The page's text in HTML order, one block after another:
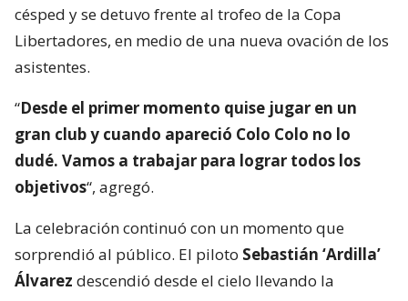
césped y se detuvo frente al trofeo de la Copa
Libertadores, en medio de una nueva ovación de los
asistentes.
“Desde el primer momento quise jugar en un
gran club y cuando apareció Colo Colo no lo
dudé. Vamos a trabajar para lograr todos los
objetivos“, agregó.
La celebración continuó con un momento que
sorprendió al público. El piloto Sebastián ‘Ardilla’
Álvarez descendió desde el cielo llevando la